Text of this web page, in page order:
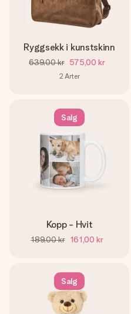
Ryggsekk i kunstskinn
639,00 kr 575,00 kr
2 Arter
Salg
Kopp - Hvit
189,00 kr 161,00 kr
Salg